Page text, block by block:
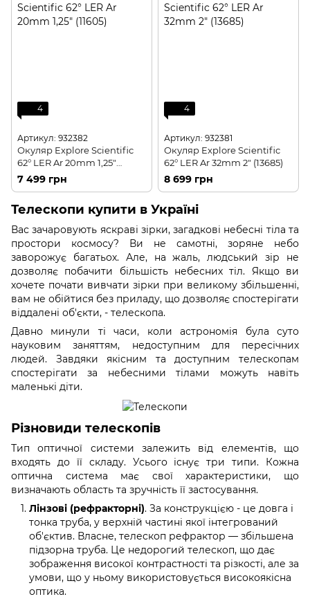
4
Артикул: 932382
Окуляр Explore Scientific
62° LER Ar 20mm 1,25"
(11605)
7 499 грн
4
Артикул: 932381
Окуляр Explore Scientific
62° LER Ar 32mm 2" (13685)
8 699 грн
Телескопи купити в Україні
Вас зачаровують яскраві зірки, загадкові небесні тіла та
простори космосу? Ви не самотні, зоряне небо
заворожує багатьох. Але, на жаль, людський зір не
дозволяє побачити більшість небесних тіл. Якщо ви
хочете почати вивчати зірки при великому збільшенні,
вам не обійтися без приладу, що дозволяє спостерігати
віддалені об'єкти, - телескопа.
Давно минули ті часи, коли астрономія була суто
науковим заняттям, недоступним для пересічних
людей. Завдяки якісним та доступним телескопам
спостерігати за небесними тілами можуть навіть
маленькі діти.
Різновиди телескопів
Тип оптичної системи залежить від елементів, що
входять до її складу. Усього існує три типи. Кожна
оптична система має свої характеристики, що
визначають область та зручність її застосування.
Лінзові (рефракторні). За конструкцією - це довга і
тонка труба, у верхній частині якої інтегрований
об'єктив. Власне, телескоп рефрактор — збільшена
підзорна труба. Це недорогий телескоп, що дає
зображення високої контрастності та різкості, але за
умови, що у ньому використовується високоякісна
оптика.